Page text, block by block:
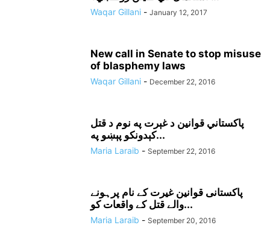
Waqar Gillani - January 12, 2017
New call in Senate to stop misuse
of blasphemy laws
Waqar Gillani - December 22, 2016
پاکستاني قوانين د غېرت په نوم د قتل
کېدونکو پېښو په...
Maria Laraib - September 22, 2016
پاکستانی قوانین غیرت کے نام پرہونے
والے قتل کے واقعات کو...
Maria Laraib - September 20, 2016